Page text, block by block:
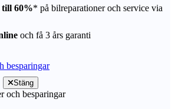
till 60%* på bilreparationer och service via
och få 3 års garanti
besparingar
Stäng
och besparingar